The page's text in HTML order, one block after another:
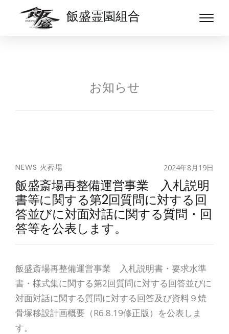
飯盛霊園組合
お知らせ
NEWS 火葬場 2024年8月19日
飯盛斎場再整備運営事業 入札説明
書等に関する第2回質問に対する回
答並びに対面対話に関する質問・回
答等を公表します。
飯盛斎場再整備運営事業 入札説明書・要求水準
書・様式集に関する第2回質問に対する回答並びに
対面対話に関する質問に対する回答及び資料９焼
骨塚移設計画概要（R6.8.19修正版）を公表しま
す。